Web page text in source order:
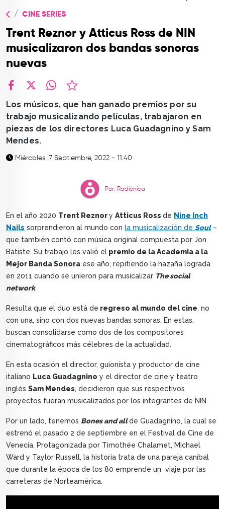
CONTACTO
CINE SERIES
Trent Reznor y Atticus Ross de NIN
musicalizaron dos bandas sonoras
nuevas
Los músicos, que han ganado premios por su
trabajo musicalizando películas, trabajaron en
piezas de los directores Luca Guadagnino y Sam
Mendes.
Miércoles, 7 Septiembre, 2022 - 11:40
Por: Radiónica
En el año 2020 Trent Reznory Atticus Ross de Nine Inch
Nails sorprendieron al mundo con la musicalización de Soul–
que también contó con música original compuesta por Jon
Batiste. Su trabajo les valió el premio de la Academia a la
Mejor Banda Sonora ese año, repitiendo la hazaña lograda
en 2011 cuando se unieron para musicalizar The social
network.
Resulta que el dúo está de regreso al mundo del cine, no
con una, sino con dos nuevas bandas sonoras. En estas,
buscan consolidarse como dos de los compositores
cinematográficos más célebres de la actualidad.
En esta ocasión el director, guionista y productor de cine
italiano Luca Guadagnino y el director de cine y teatro
inglés Sam Mendes, decidieron que sus respectivos
proyectos fueran musicalizados por los integrantes de NIN.
Por un lado, tenemos Bones and allde Guadagnino, la cual se
estrenó el pasado 2 de septiembre en el Festival de Cine de
Venecia. Protagonizada por Timothée Chalamet, Michael
Ward y Taylor Russell, la historia trata de una pareja caníbal
que durante la época de los 80 emprende un viaje por las
carreteras de Norteamérica.